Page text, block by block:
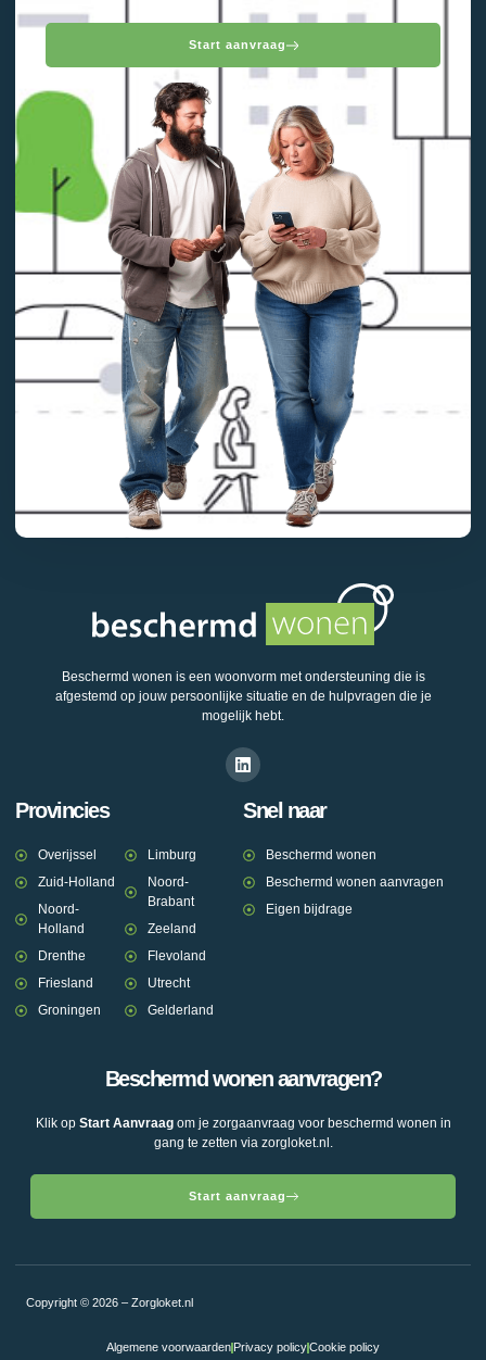
Start aanvraag
Beschermd wonen is een woonvorm met ondersteuning die is
afgestemd op jouw persoonlijke situatie en de hulpvragen die je
mogelijk hebt.
Provincies
Overijssel
Zuid-Holland
Noord-
Holland
Drenthe
Friesland
Groningen
Limburg
Noord-
Brabant
Zeeland
Flevoland
Utrecht
Gelderland
Snel naar
Beschermd wonen
Beschermd wonen aanvragen
Eigen bijdrage
Beschermd wonen aanvragen?
Klik op Start Aanvraagom je zorgaanvraag voor beschermd wonen in
gang te zetten via zorgloket.nl.
Start aanvraag
Copyright © 2026 – Zorgloket.nl
Algemene voorwaarden Privacy policyCookie policy